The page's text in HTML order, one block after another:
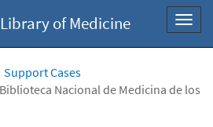
of Medicine
Support Cases
Nacional de Medicina de los